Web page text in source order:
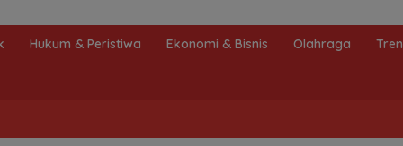
Hukum & Peristiwa Ekonomi & Bisnis Olahraga